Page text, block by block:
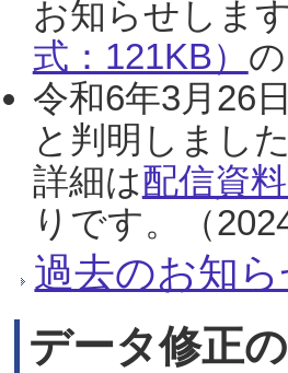
お知らせしま
式：121KB）
令和6年3月26
と判明しまし
詳細は配信資
りです。（
過去のお知ら
データ修正